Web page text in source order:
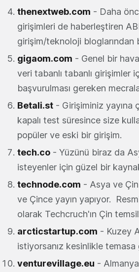
thenextweb.com - Daha
girişimleri de haberleştiren
girişim/teknoloji bloglarından
gigaom.com - Genel bir
veri tabanlı tabanlı girişimler
başvurulması gereken
Betali.st - Girişiminiz yayına
kapalı test süresince size
popüler ve eski bir girişim.
tech.co - Yüzünü biraz da
isteyenler için güzel bir
technode.com - Asya ve
ve Çince yayın yapıyor.
olarak Techcruch'ın Çin
arcticstartup.com - Kuzey
istiyorsanız kesinlikle temasa
venturevillage.eu -